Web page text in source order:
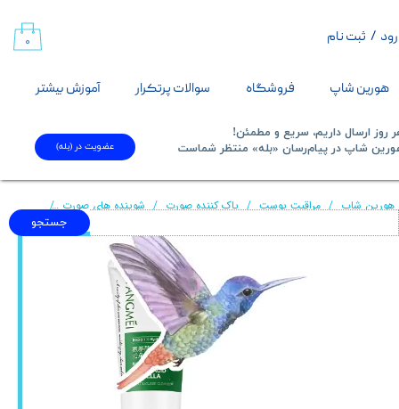
هورین شاپ فروشگاه سوالات پرتکرار آموزش بیشتر
/ ثبت نام
حساب کاربری من
تغییر گذر واژه
خروج از حساب کاربری
۰
جستجو
روز ارسال داریم، سریع و مطمئن!
شاپ در پیام‌رسان «بله» منتظر شماست​​​​​​​
عضویت در (بله)
هورین شاپ مراقبت پوست پاک کننده صورت شوینده های صورت فوم